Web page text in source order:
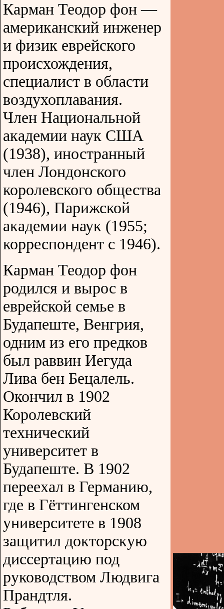
Карман Теодор фон —
американский инженер
и физик еврейского
происхождения,
специалист в области
воздухоплавания.
Член Национальной
академии наук США
(1938), иностранный
член Лондонского
королевского общества
(1946), Парижской
академии наук (1955;
корреспондент с 1946).
Карман Теодор фон
родился и вырос в
еврейской семье в
Будапеште, Венгрия,
одним из его предков
был раввин Иегуда
Лива бен Бецалель.
Окончил в 1902
Королевский
технический
университет в
Будапеште. В 1902
переехал в Германию,
где в Гёттингенском
университете в 1908
защитил докторскую
диссертацию под
руководством Людвига
Прандтля.